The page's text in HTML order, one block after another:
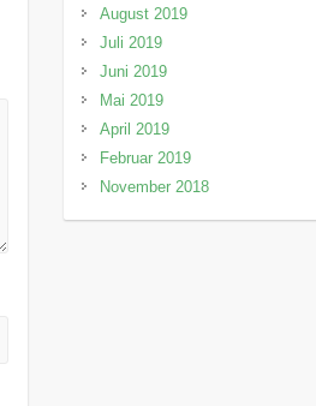
August 2019
Juli 2019
Juni 2019
Mai 2019
April 2019
Februar 2019
November 2018